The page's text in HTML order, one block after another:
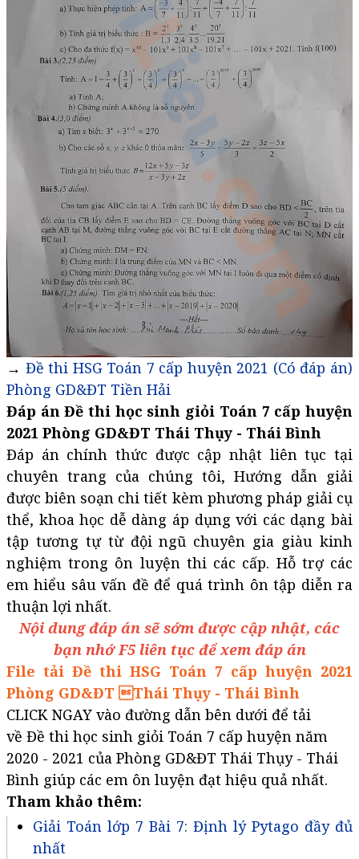
→ Đề thi HSG Toán 7 cấp huyện 2021 (Có đáp án)
Phòng GD&ĐT Tiền Hải
Đáp án Đề thi học sinh giỏi Toán 7 cấp huyện
2021 Phòng GD&ĐT Thái Thụy - Thái Bình
Đáp án chính thức được cập nhật liên tục tại
chuyên trang của chúng tôi, Hướng dẫn giải
được biên soạn chi tiết kèm phương pháp giải cụ
thể, khoa học dễ dàng áp dụng với các dạng bài
tập tương tự từ đội ngũ chuyên gia giàu kinh
nghiệm trong ôn luyện thi các cấp. Hỗ trợ các
em hiểu sâu vấn đề để quá trình ôn tập diễn ra
thuận lợi nhất.
Nội dung đáp án sẽ sớm được cập nhật, các
bạn nhớ F5 liên tục để xem đáp án
File tải Đề thi HSG Toán 7 cấp huyện 2021
Phòng GD&ĐT Thái Thụy - Thái Bình
CLICK NGAY vào đường dẫn bên dưới để tải
về Đề thi học sinh giỏi Toán 7 cấp huyện năm
2020 - 2021 của Phòng GD&ĐT Thái Thụy - Thái
Bình giúp các em ôn luyện đạt hiệu quả nhất.
Tham khảo thêm:
Giải Toán lớp 7 Bài 7: Định lý Pytago đầy đủ
nhất